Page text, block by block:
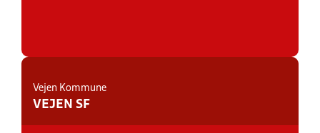
Vejen Kommune
VEJEN SF